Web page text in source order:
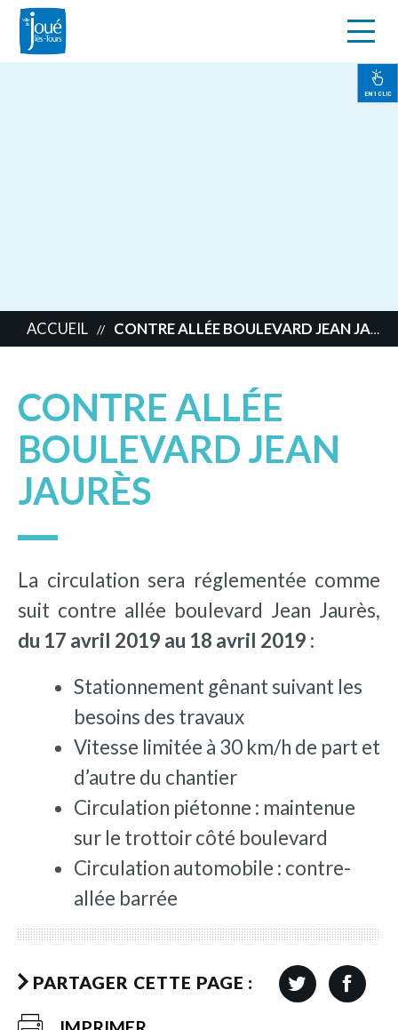
EN 1 CLIC
ACCUEIL // CONTRE ALLÉE BOULEVARD JEAN JAURÈS
CONTRE ALLÉE
BOULEVARD JEAN
JAURÈS
La circulation sera réglementée comme
suit contre allée boulevard Jean Jaurès,
du 17 avril 2019 au 18 avril 2019 :
Stationnement gênant suivant les
besoins des travaux
Vitesse limitée à 30 km/h de part et
d’autre du chantier
Circulation piétonne : maintenue
sur le trottoir côté boulevard
Circulation automobile : contre-
allée barrée
PARTAGER CETTE PAGE :